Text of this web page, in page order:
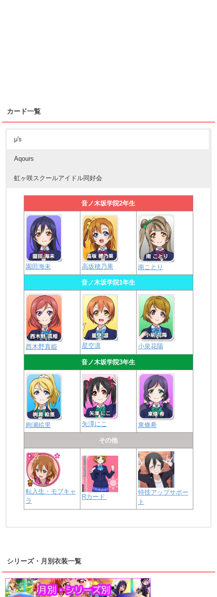
カード一覧
μ's
Aqours
虹ヶ咲スクールアイドル同好会
音ノ木坂学院2年生
園田海未 高坂穂乃果 南ことり
音ノ木坂学院1年生
西木野真姫 星空凛 小泉花陽
音ノ木坂学院3年生
絢瀬絵里 矢澤にこ 東條希
その他
転入生・モブキャ
ラ
Rカード
特技アップサポー
ト
桜内梨子 高海千歌 渡辺曜
上原歩夢 宮下愛 優木せつ菜
シリーズ・月別衣装一覧